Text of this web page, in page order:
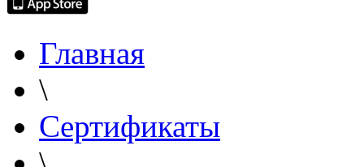
Главная
\
Сертификаты